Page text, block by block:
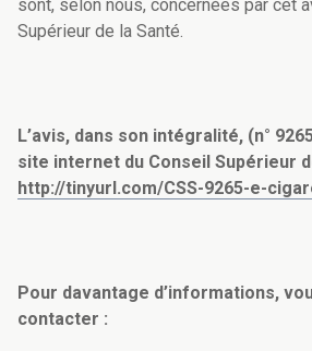
sont, selon nous, concernées par cet
Supérieur de la Santé.
L’avis, dans son intégralité, (n°
site internet du Conseil Supérieur
http://tinyurl.com/CSS-9265-e-
Pour davantage d’informations,
contacter :